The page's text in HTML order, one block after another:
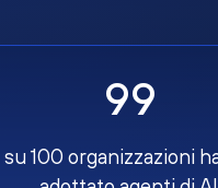
99
su 100 organizzazioni